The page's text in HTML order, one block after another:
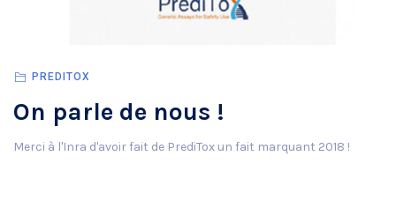
PREDITOX
On parle de nous !
Merci à l'Inra d'avoir fait de PrediTox un fait marquant 2018 !